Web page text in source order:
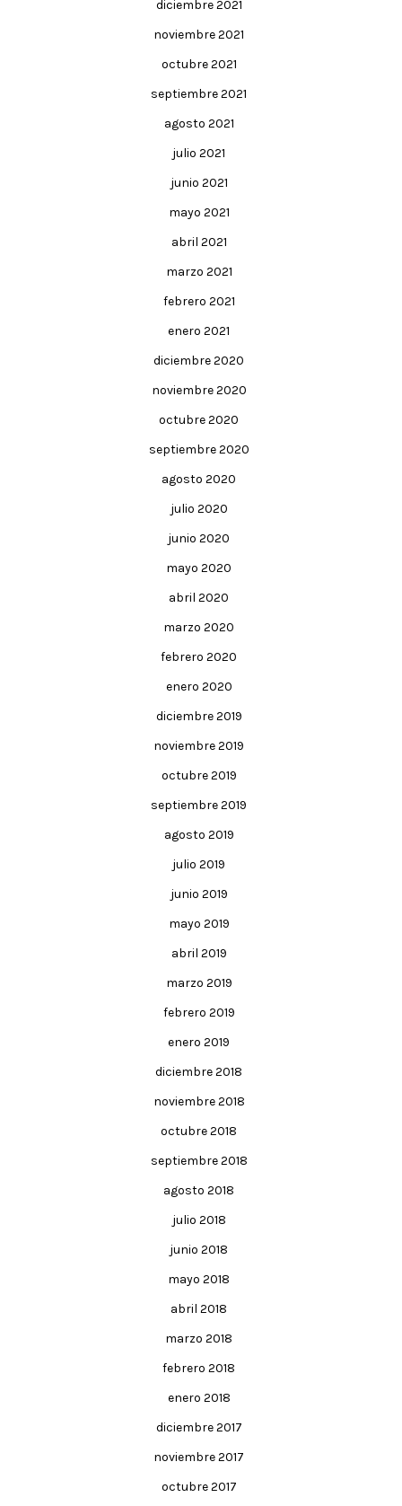
diciembre 2021
noviembre 2021
octubre 2021
septiembre 2021
agosto 2021
julio 2021
junio 2021
mayo 2021
abril 2021
marzo 2021
febrero 2021
enero 2021
diciembre 2020
noviembre 2020
octubre 2020
septiembre 2020
agosto 2020
julio 2020
junio 2020
mayo 2020
abril 2020
marzo 2020
febrero 2020
enero 2020
diciembre 2019
noviembre 2019
octubre 2019
septiembre 2019
agosto 2019
julio 2019
junio 2019
mayo 2019
abril 2019
marzo 2019
febrero 2019
enero 2019
diciembre 2018
noviembre 2018
octubre 2018
septiembre 2018
agosto 2018
julio 2018
junio 2018
mayo 2018
abril 2018
marzo 2018
febrero 2018
enero 2018
diciembre 2017
noviembre 2017
octubre 2017